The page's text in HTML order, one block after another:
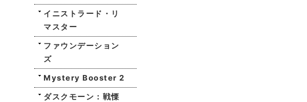
イニストラード・リ
マスター
ファウンデーション
ズ
Mystery Booster 2
ダスクモーン：戦慄